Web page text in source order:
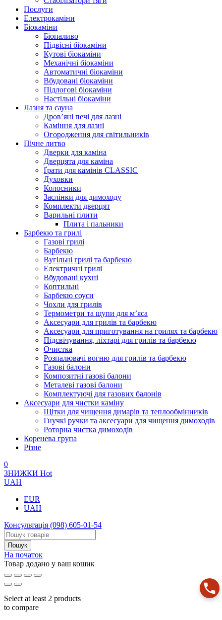
Послуги
Електрокаміни
Біокаміни
Біопаливо
Підвісні біокаміни
Кутові біокаміни
Механічні біокаміни
Автоматичні біокаміни
Вбудовані біокаміни
Підлогові біокаміни
Настільні біокаміни
Лазня та сауна
Дров’яні печі для лазні
Каміння для лазні
Огородження для світильників
Пічне литво
Дверки для каміна
Дверцята для каміна
Ґрати для камінів CLASSIC
Духовки
Колосники
Заслінки для димоходу
Комплекти дверцят
Варильні плити
Плита і пальники
Барбекю та грилі
Газові грилі
Барбекю
Вугільні грилі та барбекю
Електричні грилі
Вбудовані кухні
Коптильні
Барбекю соуси
Чохли для грилів
Термометри та щупи для м’яса
Аксесуари для грилів та барбекю
Аксесуари для приготування на грилях та барбекю
Підсвічування, ліхтарі для грилів та барбекю
Очистка
Розпалювачі вогню для грилів та барбекю
Газові балони
Композитні газові балони
Металеві газові балони
Комплектуючі для газових балонів
Аксесуари для чистки каміну
Щітки для чищення димарів та теплообмінників
Гнучкі ручки та аксесуари для чищення димоходів
Роторна чистка димоходів
Коренева група
Різне
0
ЗНИЖКИ Hot
UAH
EUR
UAH
Консультація (098) 605-01-54
На початок
Товар додано у ваш кошик
Select at least 2 products
to compare